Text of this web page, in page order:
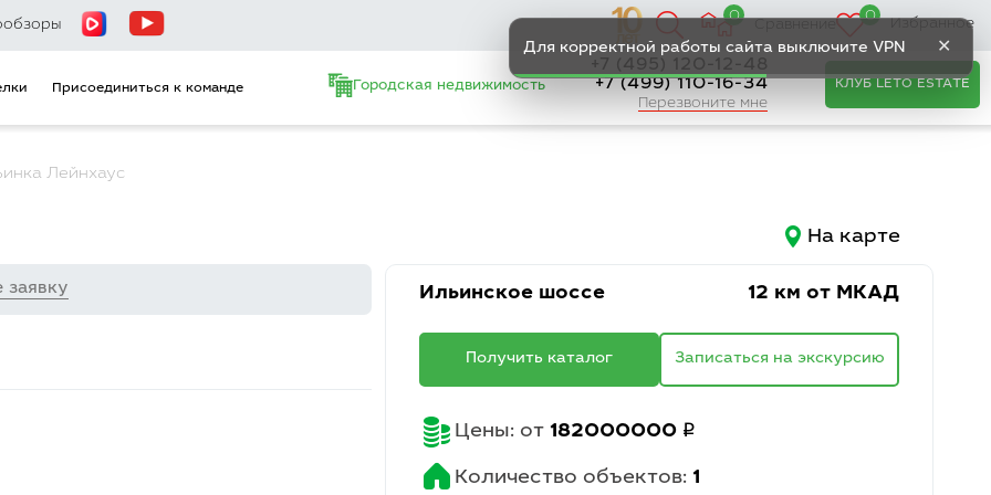
Для корректной работы сайта выключите VPN ✕
0 0 Избранное
Присоединиться к команде Городская недвижимость
+7 (495) 120-12-48
+7 (499) 110-16-34
Перезвоните мне
КЛУБ LETO ESTATE
Лейнхаус
На карте
заявку Ильинское шоссе 12 км от МКАД
Получить каталог Записаться на экскурсию
Цены: от 182000000 q
Количество объектов: 1